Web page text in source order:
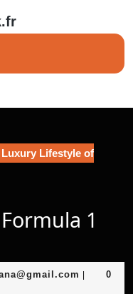
Luxury Lifestyle of
1
0